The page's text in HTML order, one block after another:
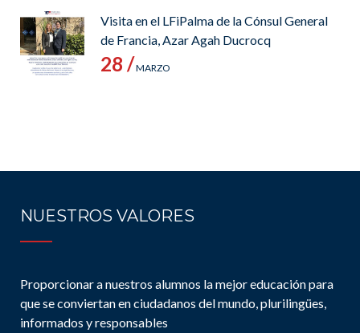
Visita en el LFiPalma de la Cónsul General
de Francia, Azar Agah Ducrocq
28 /MARZO
NUESTROS VALORES
Proporcionar a nuestros alumnos la mejor educación para
que se conviertan en ciudadanos del mundo, plurilingües,
informados y responsables